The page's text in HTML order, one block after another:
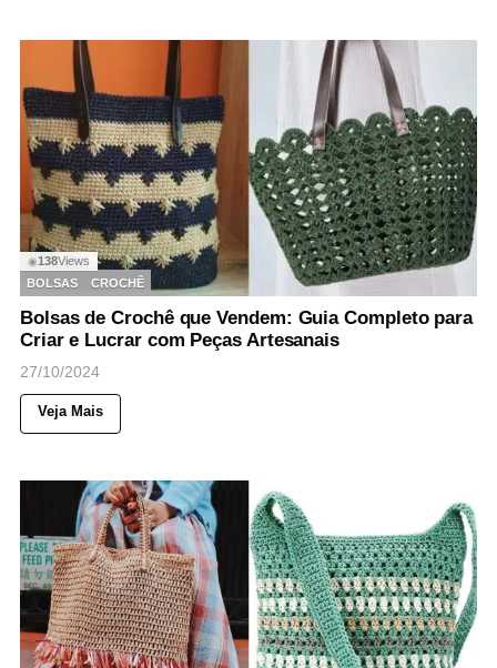
◉138Views
BOLSAS
CROCHÊ
Bolsas de Crochê que Vendem: Guia Completo para
Criar e Lucrar com Peças Artesanais
27/10/2024
Veja Mais